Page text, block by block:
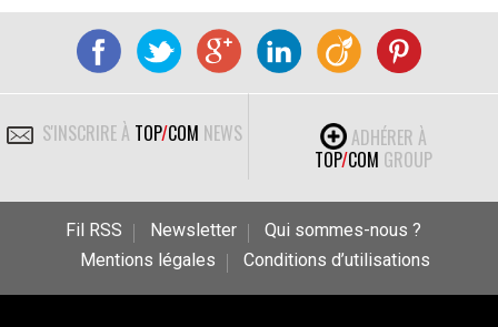
S'INSCRIRE À TOP/COM NEWS
ADHÉRER À
TOP/COM GROUP
Fil RSS Newsletter
Qui sommes-nous ?
Mentions légales
Conditions d’utilisations